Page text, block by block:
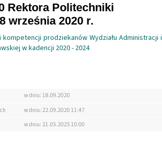
Rektora Politechniki
września 2020 r.
prodziekanów Wydziału Administracji i
w kadencji 2020 - 2024
w dniu: 18.09.2020
w dniu: 22.09.2020 11:47
w dniu: 21.05.2025 10:00